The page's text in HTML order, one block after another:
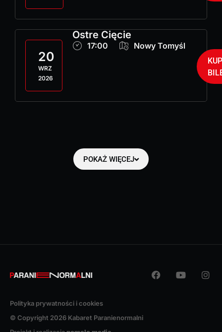
20
WRZ
2026
Ostre Cięcie
17:00 Nowy Tomyśl
KUP
POKAŻ WIĘCEJ
Polityka prywatności i cookies
© Copyright 2026 Kabaret Paranienormalni